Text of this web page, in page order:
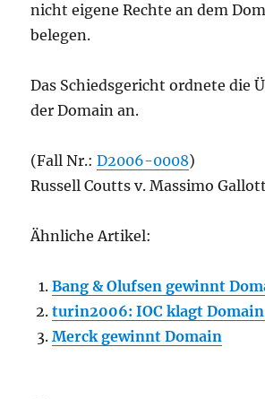
nicht eigene Rechte an dem
belegen.
Das Schiedsgericht ordnete die
der Domain an.
(Fall Nr.:D2006-0008)
Russell Coutts v. Massimo
Ähnliche Artikel:
Bang & Olufsen gewinnt
turin2006: IOC klagt
Merck gewinnt Domain